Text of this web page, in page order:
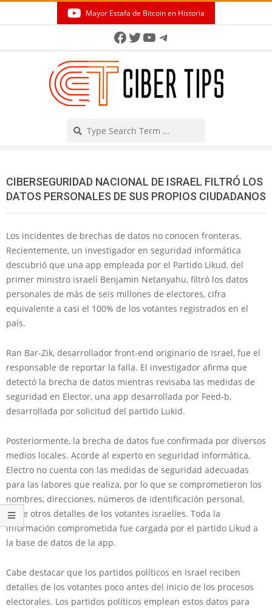
Mayor Estafa de Bitcoin en Historia
Facebook
Twitter
YouTube
Telegram
CIBERSEGURIDAD NACIONAL DE ISRAEL FILTRÓ LOS
DATOS PERSONALES DE SUS PROPIOS CIUDADANOS
Los incidentes de brechas de datos no conocen fronteras.
Recientemente, un investigador en seguridad informática
descubrió que una app empleada por el Partido Likud, del
primer ministro israelí Benjamin Netanyahu, filtró los datos
personales de más de seis millones de electores, cifra
equivalente a casi el 100% de los votantes registrados en el
país.
Ran Bar-Zik, desarrollador front-end originario de Israel, fue el
responsable de reportar la falla. El investigador afirma que
detectó la brecha de datos mientras revisaba las medidas de
seguridad en Elector, una app desarrollada por Feed-b,
desarrollada por solicitud del partido Lukid.
Posteriormente, la brecha de datos fue confirmada por diversos
medios locales. Acorde al experto en seguridad informática,
Electro no cuenta con las medidas de seguridad adecuadas
para las labores que realiza, por lo que se comprometieron los
nombres, direcciones, números de identificación personal,
entre otros detalles de los votantes israelíes. Toda la
información comprometida fue cargada por el partido Likud a
la base de datos de la app.
Cabe destacar que los partidos políticos en Israel reciben
detalles de los votantes poco antes del inicio de los procesos
electorales. Los partidos políticos emplean estos datos para